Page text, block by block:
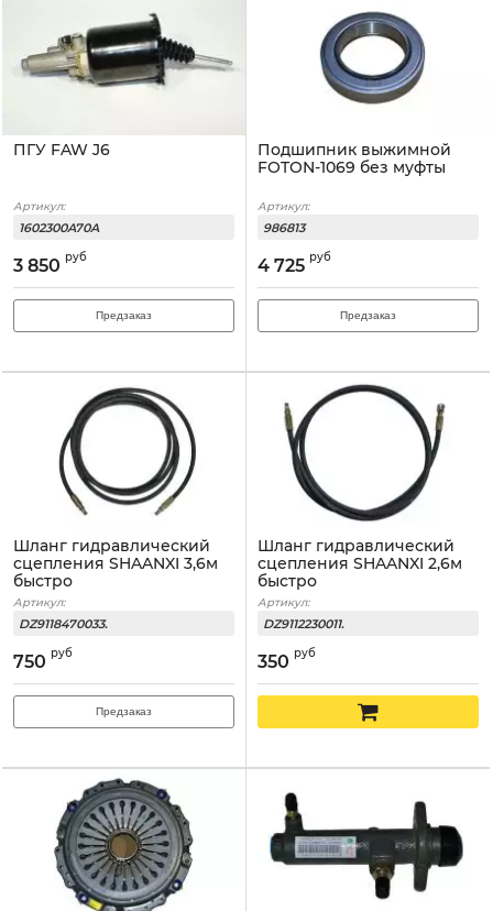
ПГУ FAW J6
Артикул:
1602300A70A
3 850 руб
Предзаказ
Подшипник выжимной
FOTON-1069 без муфты
Артикул:
986813
4 725 руб
Предзаказ
Шланг гидравлический
сцепления SHAANXI 3,6м
быстро
Артикул:
DZ9118470033.
750 руб
Предзаказ
Шланг гидравлический
сцепления SHAANXI 2,6м
быстро
Артикул:
DZ9112230011.
350 руб